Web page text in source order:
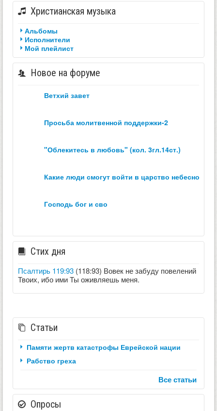
Христианская музыка
Альбомы
Исполнители
Мой плейлист
Новое на форуме
ветхий завет
просьба молитвенной поддержки-2
"облекитесь в любовь" (кол. 3гл.14ст.)
какие люди смогут войти в царство небесное？
господь бог и сво
Стих дня
Псалтирь 119:93 (118:93) Вовек не забуду повелений
Твоих, ибо ими Ты оживляешь меня.
Статьи
Памяти жертв катастрофы Еврейской нации
Рабство греха
Все статьи
Опросы